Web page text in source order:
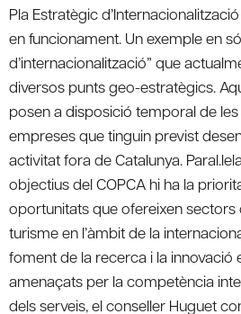
Pla Estratègic
en funcionament. Un exemple en
d’internacionalització” que
diversos punts geo-estratègics.
posen a disposició temporal de
empreses que tinguin previst
activitat fora de Catalunya.
objectius del COPCA hi ha la
oportunitats que ofereixen sectors
turisme en l’àmbit de la
foment de la recerca i la innovació
amenaçats per la competència
dels serveis, el conseller Huguet